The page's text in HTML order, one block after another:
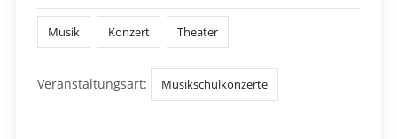
Musik Konzert Theater
Veranstaltungsart: Musikschulkonzerte